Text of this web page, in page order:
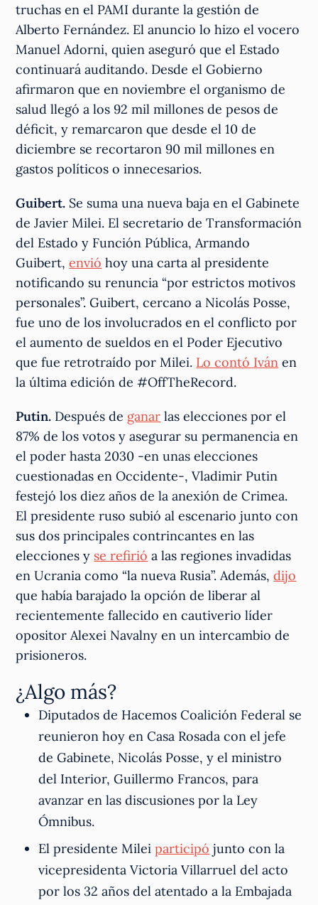
truchas en el PAMI durante la gestión de
Alberto Fernández. El anuncio lo hizo el vocero
Manuel Adorni, quien aseguró que el Estado
continuará auditando. Desde el Gobierno
afirmaron que en noviembre el organismo de
salud llegó a los 92 mil millones de pesos de
déficit, y remarcaron que desde el 10 de
diciembre se recortaron 90 mil millones en
gastos políticos o innecesarios.
Guibert. Se suma una nueva baja en el Gabinete
de Javier Milei. El secretario de Transformación
del Estado y Función Pública, Armando
Guibert,envió hoy una carta al presidente
notificando su renuncia “por estrictos motivos
personales”. Guibert, cercano a Nicolás Posse,
fue uno de los involucrados en el conflicto por
el aumento de sueldos en el Poder Ejecutivo
que fue retrotraído por Milei. Lo contó Iván en
la última edición de #OffTheRecord.
Putin. Después de ganar las elecciones por el
87% de los votos y asegurar su permanencia en
el poder hasta 2030 -en unas elecciones
cuestionadas en Occidente-, Vladimir Putin
festejó los diez años de la anexión de Crimea.
El presidente ruso subió al escenario junto con
sus dos principales contrincantes en las
elecciones y se refirió a las regiones invadidas
en Ucrania como “la nueva Rusia”. Además,dijo
que había barajado la opción de liberar al
recientemente fallecido en cautiverio líder
opositor Alexei Navalny en un intercambio de
prisioneros.
¿Algo más?
Diputados de Hacemos Coalición Federal se
reunieron hoy en Casa Rosada con el jefe
de Gabinete, Nicolás Posse, y el ministro
del Interior, Guillermo Francos, para
avanzar en las discusiones por la Ley
Ómnibus.
El presidente Mileiparticipó junto con la
vicepresidenta Victoria Villarruel del acto
por los 32 años del atentado a la Embajada